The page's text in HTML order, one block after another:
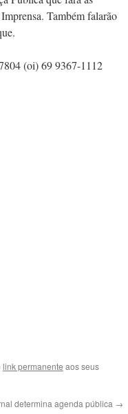
Também falarão
(oi) 69 9367-1112
link permanente aos seus
determina agenda pública →